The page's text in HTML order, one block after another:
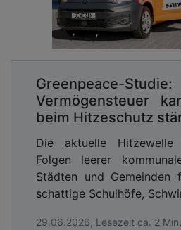
Greenpeace-Studie:
Vermögensteuer
beim Hitzeschutz
Die aktuelle
Folgen leerer
Städten und
schattige Schulhöfe,
29.06.2026, Lesezeit ca. 2